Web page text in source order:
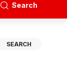
Search